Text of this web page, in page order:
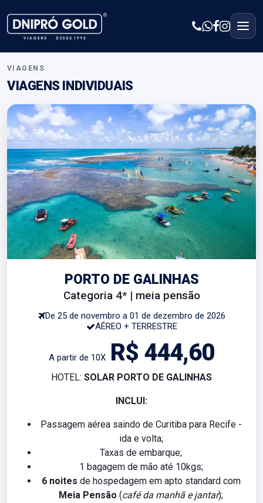
VIAGENS
VIAGENS INDIVIDUAIS
PORTO DE GALINHAS
Categoria 4* | meia pensão
De 25 de novembro a 01 de dezembro de 2026
AÉREO + TERRESTRE
A partir de 10X R$ 444,60
HOTEL: SOLAR PORTO DE GALINHAS
INCLUI:
Passagem aérea saindo de Curitiba para Recife -
ida e volta;
Taxas de embarque;
1 bagagem de mão até 10kgs;
6 noites de hospedagem em apto standard com
Meia Pensão (café da manhã e jantar);